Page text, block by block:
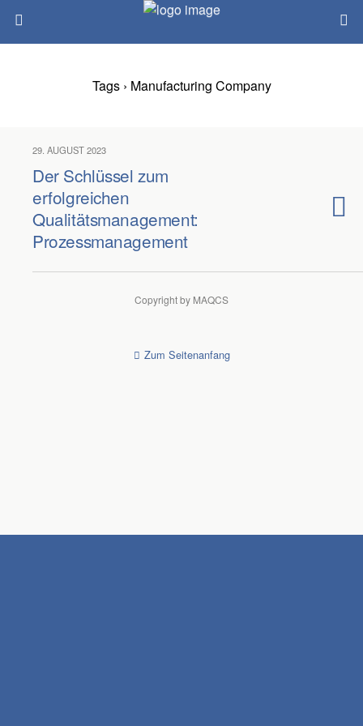
Tags › Manufacturing Company
29. AUGUST 2023
Der Schlüssel zum
erfolgreichen
Qualitätsmanagement:
Prozessmanagement
Copyright by MAQCS
Zum Seitenanfang